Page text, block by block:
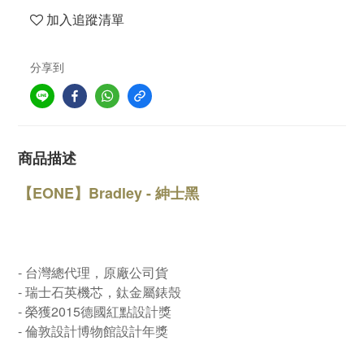
加入追蹤清單
分享到
商品描述
【EONE】Bradley - 紳士黑
- 台灣總代理，原廠公司貨
- 瑞士石英機芯，鈦金屬錶殼
- 榮獲2015德國紅點設計獎
- 倫敦設計博物館設計年獎